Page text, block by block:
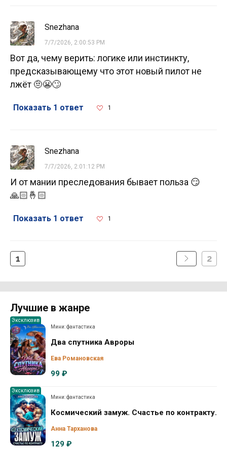
Snezhana
7/7/2026, 2:00:53 PM
Вот да, чему верить: логике или инстинкту,
предсказывающему что этот новый пилот не
лжёт 🤨😬🙄
Показать 1 ответ 1
Snezhana
7/7/2026, 2:01:12 PM
И от мании преследования бывает польза 😏
🙏🏻🤞🏻
Показать 1 ответ 1
1 2
Лучшие в жанре
Эксклюзив
Мини: фантастика
Два спутника Авроры
Ева Романовская
99 ₽
Эксклюзив
Мини: фантастика
Космический замуж. Счастье по контракту.
Анна Тарханова
129 ₽